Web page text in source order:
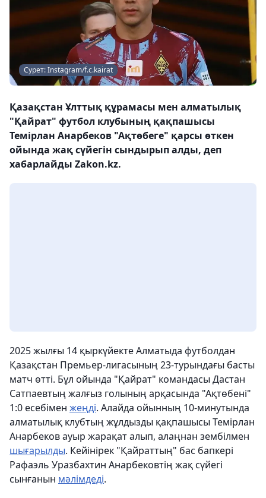
Сурет: Instagram/f.c.kairat
Қазақстан Ұлттық құрамасы мен алматылық
"Қайрат" футбол клубының қақпашысы
Темірлан Анарбеков "Ақтөбеге" қарсы өткен
ойында жақ сүйегін сындырып алды, деп
хабарлайды Zakon.kz.
2025 жылғы 14 қыркүйекте Алматыда футболдан
Қазақстан Премьер-лигасының 23-турындағы басты
матч өтті. Бұл ойында "Қайрат" командасы Дастан
Сатпаевтың жалғыз голының арқасында "Ақтөбені"
1:0 есебімен жеңді. Алайда ойынның 10-минутында
алматылық клубтың жұлдызды қақпашысы Темірлан
Анарбеков ауыр жарақат алып, алаңнан зембілмен
шығарылды. Кейінірек "Қайраттың" бас бапкері
Рафаэль Уразбахтин Анарбековтің жақ сүйегі
сынғанын мәлімдеді.